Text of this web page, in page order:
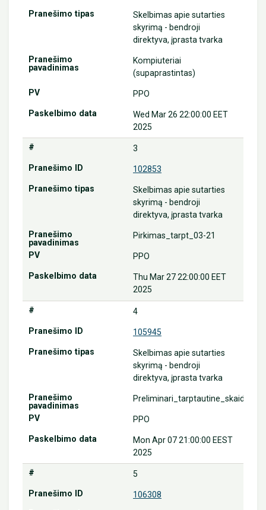
Skelbimas apie sutarties
skyrimą - bendroji
direktyva, įprasta tvarka
Kompiuteriai
(supaprastintas)
PPO
Wed Mar 26 22:00:00 EET
2025
3
102853
Skelbimas apie sutarties
skyrimą - bendroji
direktyva, įprasta tvarka
Pirkimas_tarpt_03-21
PPO
Thu Mar 27 22:00:00 EET
2025
4
105945
Skelbimas apie sutarties
skyrimą - bendroji
direktyva, įprasta tvarka
Preliminari_tarptautine_skaidrems
PPO
Mon Apr 07 21:00:00 EEST
2025
5
106308